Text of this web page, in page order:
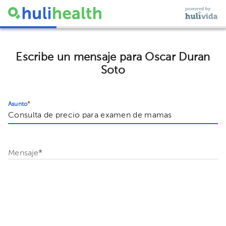
Escribe un mensaje para Oscar Duran
Soto
Asunto*
Mensaje*